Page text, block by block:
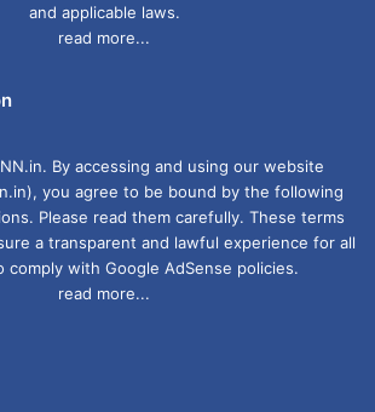
and applicable laws.
read more...
By accessing and using our website
you agree to be bound by the following
Please read them carefully. These terms
a transparent and lawful experience for all
comply with Google AdSense policies.
read more...